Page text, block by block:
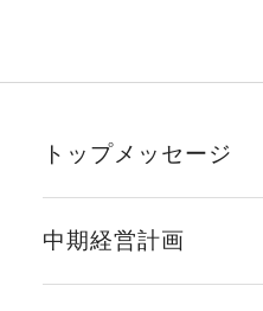
トップメッセージ
中期経営計画